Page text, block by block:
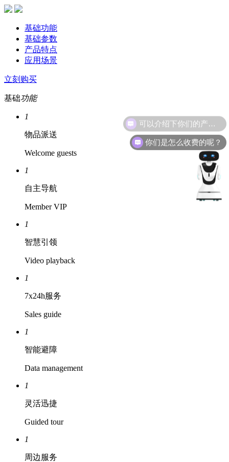
基础功能
基础参数
产品特点
应用场景
立刻购买
基础功能
1
物品派送
Welcome guests
1
自主导航
Member VIP
1
智慧引领
Video playback
1
7x24h服务
Sales guide
1
智能避障
Data management
1
灵活迅捷
Guided tour
1
周边服务
可以介绍下你们的产品么？
你们是怎么收费的呢？